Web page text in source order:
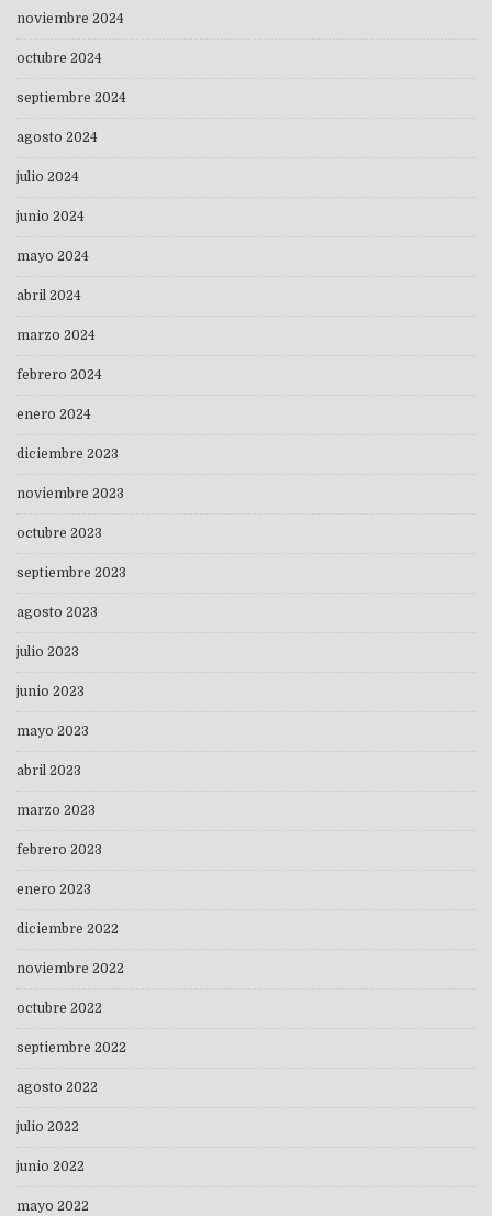
noviembre 2024
octubre 2024
septiembre 2024
agosto 2024
julio 2024
junio 2024
mayo 2024
abril 2024
marzo 2024
febrero 2024
enero 2024
diciembre 2023
noviembre 2023
octubre 2023
septiembre 2023
agosto 2023
julio 2023
junio 2023
mayo 2023
abril 2023
marzo 2023
febrero 2023
enero 2023
diciembre 2022
noviembre 2022
octubre 2022
septiembre 2022
agosto 2022
julio 2022
junio 2022
mayo 2022